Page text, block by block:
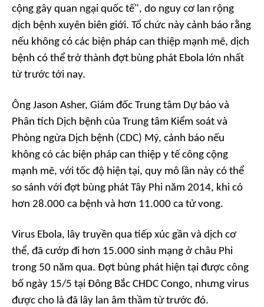
cộng gây quan ngại quốc tế", do nguy cơ lan rộng
dịch bệnh xuyên biên giới. Tổ chức này cảnh báo rằng
nếu không có các biện pháp can thiệp mạnh mẽ, dịch
bệnh có thể trở thành đợt bùng phát Ebola lớn nhất
từ trước tới nay.
Ông Jason Asher, Giám đốc Trung tâm Dự báo và
Phân tích Dịch bệnh của Trung tâm Kiểm soát và
Phòng ngừa Dịch bệnh (CDC) Mỹ, cảnh báo nếu
không có các biện pháp can thiệp y tế công cộng
mạnh mẽ, với tốc độ hiện tại, quy mô lần này có thể
so sánh với đợt bùng phát Tây Phi năm 2014, khi có
hơn 28.000 ca bệnh và hơn 11.000 ca tử vong.
Virus Ebola, lây truyền qua tiếp xúc gần và dịch cơ
thể, đã cướp đi hơn 15.000 sinh mạng ở châu Phi
trong 50 năm qua. Đợt bùng phát hiện tại được công
bố ngày 15/5 tại Đông Bắc CHDC Congo, nhưng virus
được cho là đã lây lan âm thầm từ trước đó.